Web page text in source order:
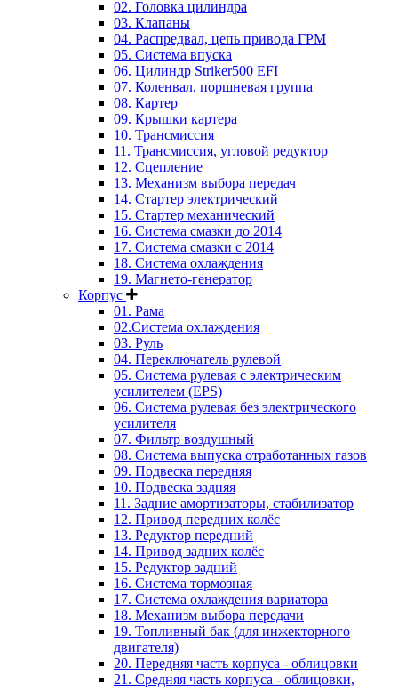
02. Головка цилиндра
03. Клапаны
04. Распредвал, цепь привода ГРМ
05. Система впуска
06. Цилиндр Striker500 EFI
07. Коленвал, поршневая группа
08. Картер
09. Крышки картера
10. Трансмиссия
11. Трансмиссия, угловой редуктор
12. Сцепление
13. Механизм выбора передач
14. Стартер электрический
15. Стартер механический
16. Система смазки до 2014
17. Система смазки c 2014
18. Система охлаждения
19. Магнето-генератор
Корпус
01. Рама
02.Система охлаждения
03. Руль
04. Переключатель рулевой
05. Система рулевая с электрическим
усилителем (EPS)
06. Система рулевая без электрического
усилителя
07. Фильтр воздушный
08. Система выпуска отработанных газов
09. Подвеска передняя
10. Подвеска задняя
11. Задние амортизаторы, стабилизатор
12. Привод передних колёс
13. Редуктор передний
14. Привод задних колёс
15. Редуктор задний
16. Система тормозная
17. Система охлаждения вариатора
18. Механизм выбора передачи
19. Топливный бак (для инжекторного
двигателя)
20. Передняя часть корпуса - облицовки
21. Средняя часть корпуса - облицовки,